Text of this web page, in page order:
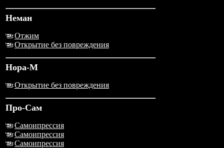
Неман
Отжим
Открытие без повреждения
Нора-М
Открытие без повреждения
Про-Сам
Самоипрессия
Самоипрессия
Самоипрессия